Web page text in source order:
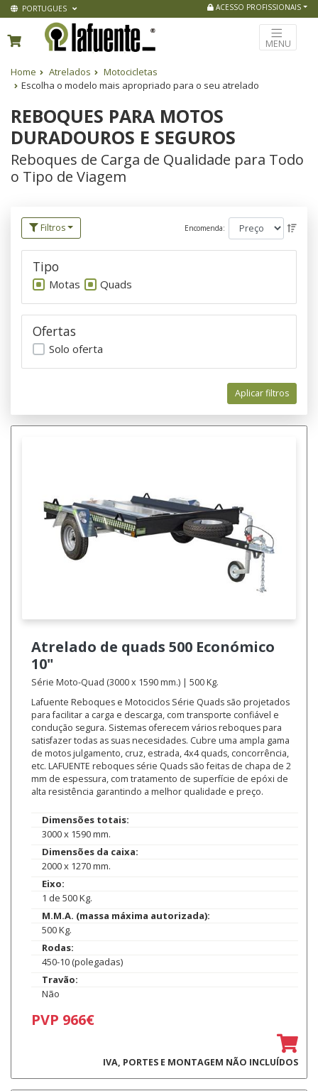
PORTUGUES ACESSO PROFISSIONAIS
MENU
Home Atrelados
Motocicletas
Escolha o modelo mais apropriado para o seu atrelado
REBOQUES PARA MOTOS
DURADOUROS E SEGUROS
Reboques de Carga de Qualidade para Todo
o Tipo de Viagem
Filtros Encomenda:
Tipo
Motas Quads
Ofertas
Solo oferta
Aplicar filtros
Atrelado de quads 500 Económico
10"
Série Moto-Quad (3000 x 1590 mm.) | 500 Kg.
Lafuente Reboques e Motociclos Série Quads são projetados
para facilitar a carga e descarga, com transporte confiável e
condução segura. Sistemas oferecem vários reboques para
satisfazer todas as suas necesidades. Cubre uma ampla gama
de motos julgamento, cruz, estrada, 4x4 quads, concorrência,
etc. LAFUENTE reboques série Quads são feitas de chapa de 2
mm de espessura, com tratamento de superfície de epóxi de
alta resistência garantindo a melhor qualidade e preço.
Dimensões totais:
3000 x 1590 mm.
Dimensões da caixa:
2000 x 1270 mm.
Eixo:
1 de 500 Kg.
M.M.A. (massa máxima autorizada):
500 Kg.
Rodas:
450-10 (polegadas)
Travão:
Não
PVP 966€
IVA, PORTES E MONTAGEM NÃO INCLUÍDOS